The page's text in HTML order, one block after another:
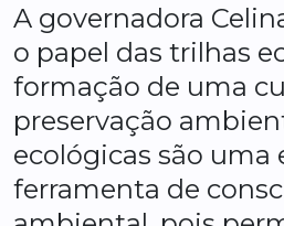
A governadora
o papel das trilhas
formação de uma
preservação
ecológicas são uma
ferramenta de